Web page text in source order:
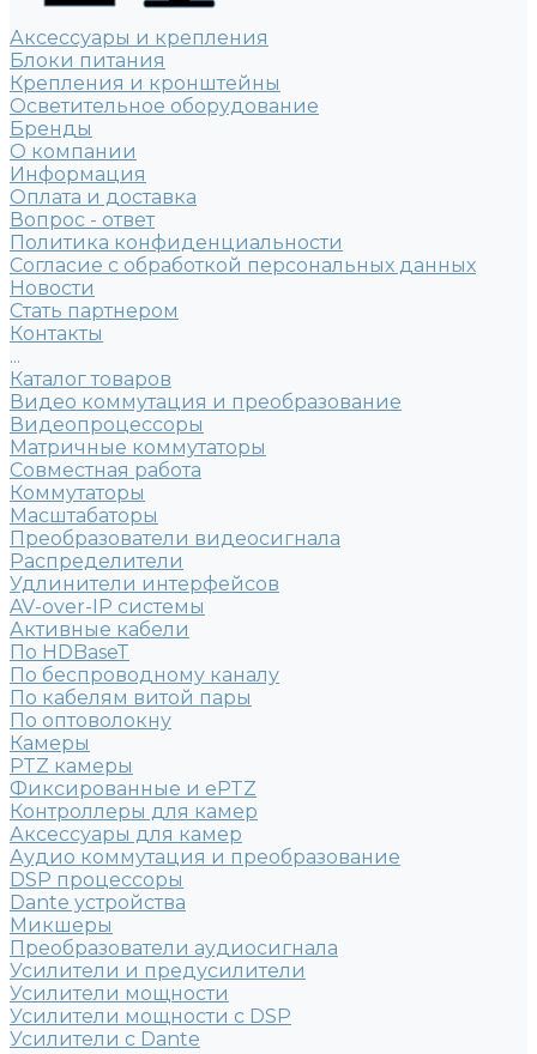
Аксессуары и крепления
Блоки питания
Крепления и кронштейны
Осветительное оборудование
Бренды
О компании
Информация
Оплата и доставка
Вопрос - ответ
Политика конфиденциальности
Согласие с обработкой персональных данных
Новости
Стать партнером
Контакты
...
Каталог товаров
Видео коммутация и преобразование
Видеопроцессоры
Матричные коммутаторы
Совместная работа
Коммутаторы
Масштабаторы
Преобразователи видеосигнала
Распределители
Удлинители интерфейсов
AV-over-IP системы
Активные кабели
По HDBaseT
По беспроводному каналу
По кабелям витой пары
По оптоволокну
Камеры
PTZ камеры
Фиксированные и ePTZ
Контроллеры для камер
Аксессуары для камер
Аудио коммутация и преобразование
DSP процессоры
Dante устройства
Микшеры
Преобразователи аудиосигнала
Усилители и предусилители
Усилители мощности
Усилители мощности с DSP
Усилители с Dante